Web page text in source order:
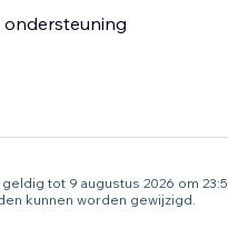
ondersteuning
tot 9 augustus 2026 om
kunnen worden gewijzigd.